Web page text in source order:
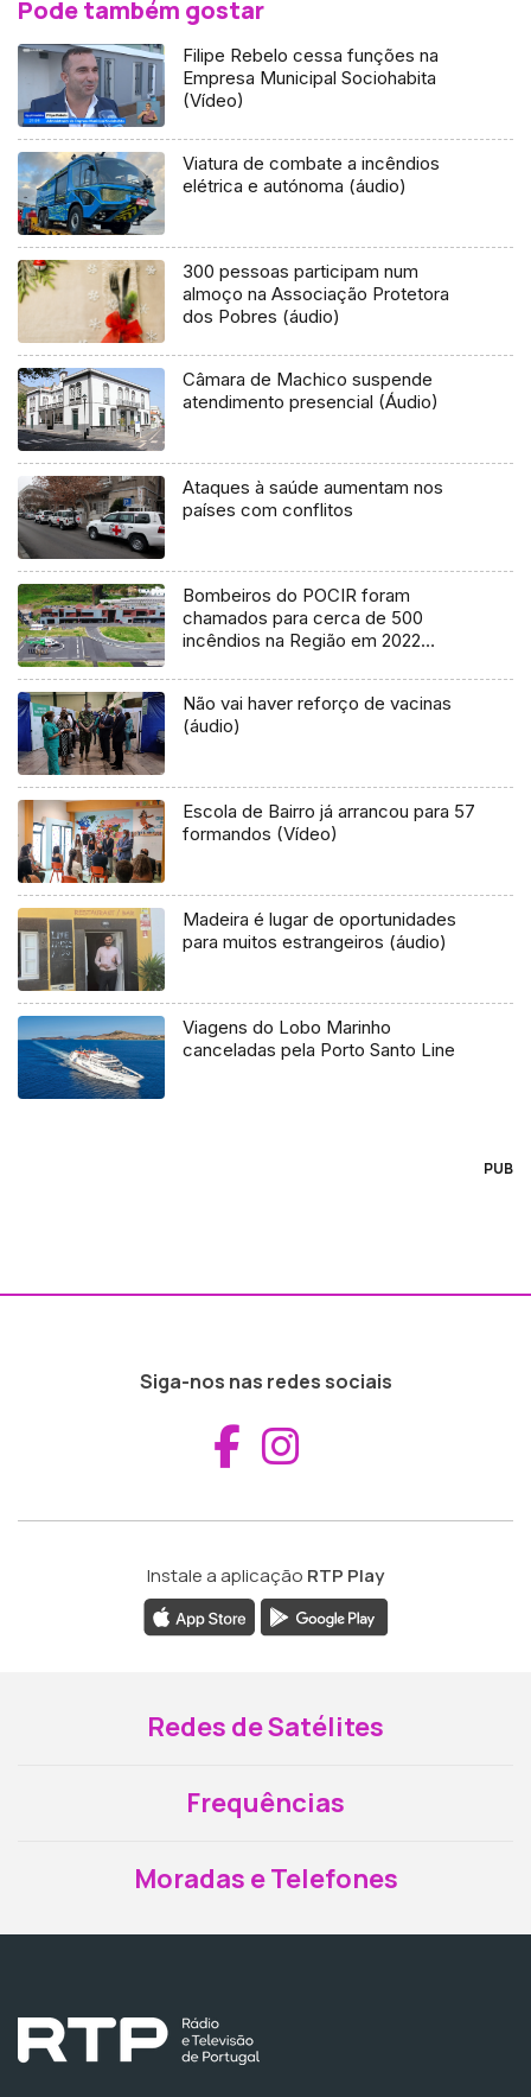
Pode também gostar
Filipe Rebelo cessa funções na
Empresa Municipal Sociohabita
(Vídeo)
Viatura de combate a incêndios
elétrica e autónoma (áudio)
300 pessoas participam num
almoço na Associação Protetora
dos Pobres (áudio)
Câmara de Machico suspende
atendimento presencial (Áudio)
Ataques à saúde aumentam nos
países com conflitos
Bombeiros do POCIR foram
chamados para cerca de 500
incêndios na Região em 2022
Não vai haver reforço de vacinas
(áudio)
Escola de Bairro já arrancou para 57
formandos (Vídeo)
Madeira é lugar de oportunidades
para muitos estrangeiros (áudio)
Viagens do Lobo Marinho
canceladas pela Porto Santo Line
PUB
Siga-nos nas redes sociais
Aceder ao
Instale a aplicação RTP Play
Redes de Satélites
Frequências
Moradas e Telefones